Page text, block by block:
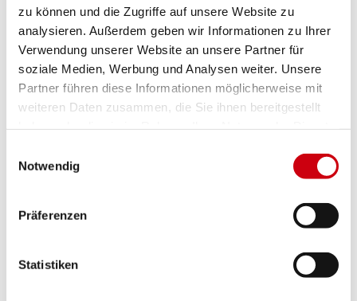
zu können und die Zugriffe auf unsere Website zu
analysieren. Außerdem geben wir Informationen zu Ihrer
Verwendung unserer Website an unsere Partner für
soziale Medien, Werbung und Analysen weiter. Unsere
Partner führen diese Informationen möglicherweise mit
weiteren Daten zusammen, die Sie ihnen bereitgestellt
Notwendig
Präferenzen
Statistiken
Weitere Informationen zu
Ausstattungsextras Perea Pergola-Markisen
Farben & Stoffe